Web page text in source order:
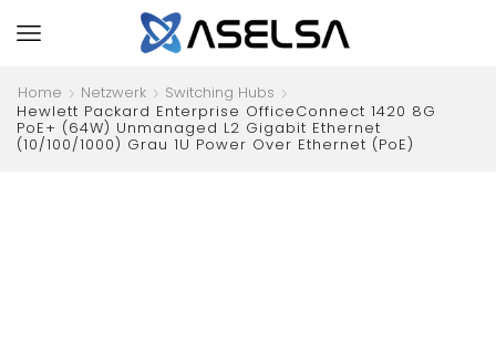
Home Netzwerk
Switching Hubs
Hewlett Packard Enterprise OfficeConnect 1420 8G
PoE+ (64W) Unmanaged L2 Gigabit Ethernet
(10/100/1000) Grau 1U Power Over Ethernet (PoE)